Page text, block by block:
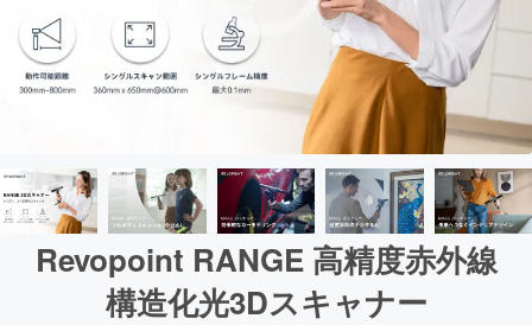
Revopoint RANGE 高精度赤外線
構造化光3Dスキャナー